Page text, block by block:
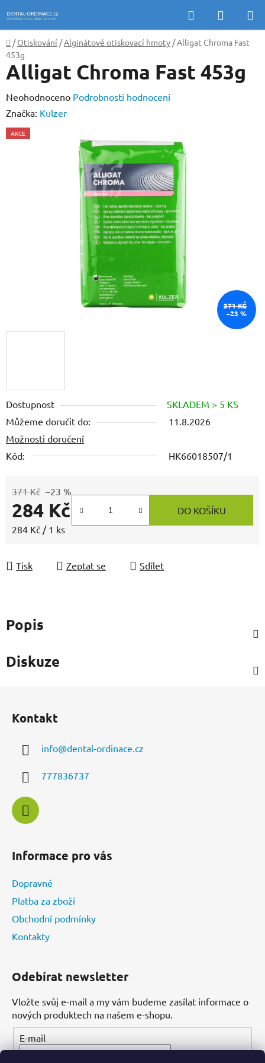
na
obsah
Hledat
KOŠÍK
Domů
/ Otiskování /Alginátové otiskovací hmoty /Alligat Chroma Fast
453g
Dostupnost
SKLADEM > 5 KS
Můžeme doručit do:
11.8.2026
Možnosti doručení
Kód:
HK66018507/1
371 Kč –23 %
284 Kč
Měrná cena:
284 Kč / 1 ks
DO KOŠÍKU
Tisk Zeptat se Sdílet
Alligat Chroma Fast 453g
Průměrné
hodnocení
produktu
Neohodnoceno Podrobnosti hodnocení
Značka: Kulzer
AKCE
371 KČ
–23 %
Popis
Diskuze
Kontakt
info@dental-ordinace.cz
777836737
Informace pro vás
Dopravné
Platba za zboží
Obchodní podmínky
Kontakty
Odebírat newsletter
Vložte svůj e-mail a my vám budeme zasílat informace o
nových produktech na našem e-shopu.
E-mail